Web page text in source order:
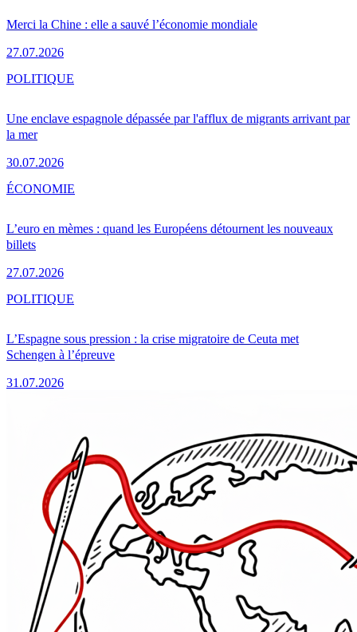
Merci la Chine : elle a sauvé l’économie mondiale
27.07.2026
Une enclave espagnole dépassée par l'afflux de migrants arrivant par
la mer
30.07.2026
POLITIQUE
L’euro en mèmes : quand les Européens détournent les nouveaux
billets
27.07.2026
ÉCONOMIE
L’Espagne sous pression : la crise migratoire de Ceuta met
Schengen à l’épreuve
31.07.2026
POLITIQUE